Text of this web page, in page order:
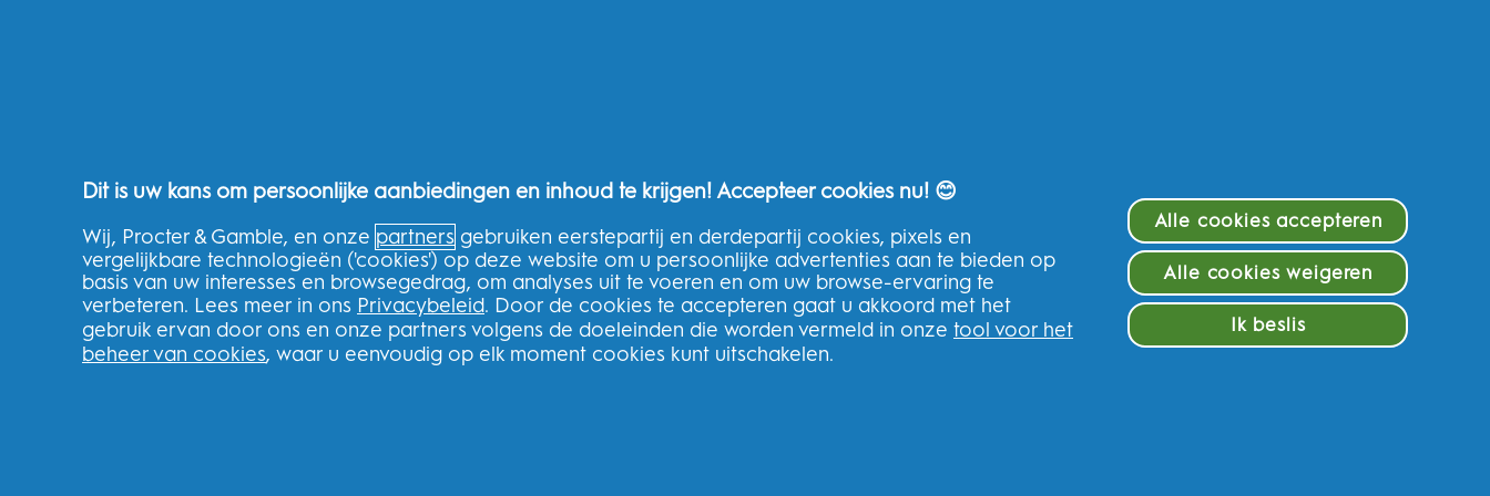
Over de winkel
THG Shop
Volg uw bestelling
Levering
Retourneren
THG Help
Neem contact op
Veelgestelde vragen
THG Privacybeleid
Dit is uw kans om persoonlijke aanbiedingen en inhoud te krijgen! Accepteer cookies nu! 😊
Wij, Procter & Gamble, en onze partners gebruiken eerstepartij en derdepartij cookies, pixels en
vergelijkbare technologieën ('cookies') op deze website om u persoonlijke advertenties aan te bieden op
basis van uw interesses en browsegedrag, om analyses uit te voeren en om uw browse-ervaring te
verbeteren. Lees meer in ons Privacybeleid. Door de cookies te accepteren gaat u akkoord met het
gebruik ervan door ons en onze partners volgens de doeleinden die worden vermeld in onze tool voor het
beheer van cookies, waar u eenvoudig op elk moment cookies kunt uitschakelen.
Alle cookies accepteren
Alle cookies weigeren
Ik beslis